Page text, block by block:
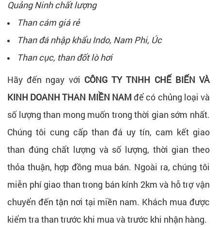
Quảng Ninh chất lượng
Than cám giá rẻ
Than đá nhập khẩu Indo, Nam Phi, Úc
Than cục, than đốt lò hơi
Hãy đến ngay với CÔNG TY TNHH CHẾ BIẾN VÀ
KINH DOANH THAN MIỀN NAM để có chủng loại và
số lượng than mong muốn trong thời gian sớm nhất.
Chúng tôi cung cấp than đá uy tín, cam kết giao
than đúng chất lượng và số lượng, thời gian theo
thỏa thuận, hợp đồng mua bán. Ngoài ra, chúng tôi
miễn phí giao than trong bán kính 2km và hỗ trợ vận
chuyển đến tận nơi tại miền nam. Khách mua được
kiểm tra than trước khi mua và trước khi nhận hàng.